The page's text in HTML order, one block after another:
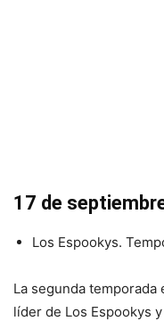
17 de
Los Espookys.
La segunda
líder de Los Espookys